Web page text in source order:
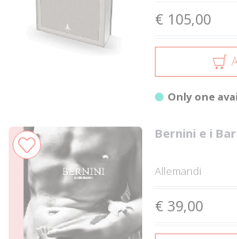
€ 105,00
Only one
Bernini e i
Allemandi
€ 39,00